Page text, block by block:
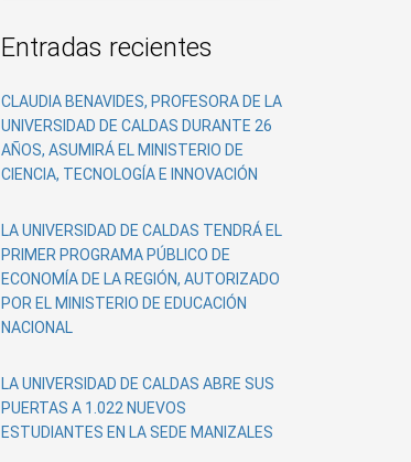
Entradas recientes
CLAUDIA BENAVIDES, PROFESORA DE LA
UNIVERSIDAD DE CALDAS DURANTE 26
AÑOS, ASUMIRÁ EL MINISTERIO DE
CIENCIA, TECNOLOGÍA E INNOVACIÓN
LA UNIVERSIDAD DE CALDAS TENDRÁ EL
PRIMER PROGRAMA PÚBLICO DE
ECONOMÍA DE LA REGIÓN, AUTORIZADO
POR EL MINISTERIO DE EDUCACIÓN
NACIONAL
LA UNIVERSIDAD DE CALDAS ABRE SUS
PUERTAS A 1.022 NUEVOS
ESTUDIANTES EN LA SEDE MANIZALES